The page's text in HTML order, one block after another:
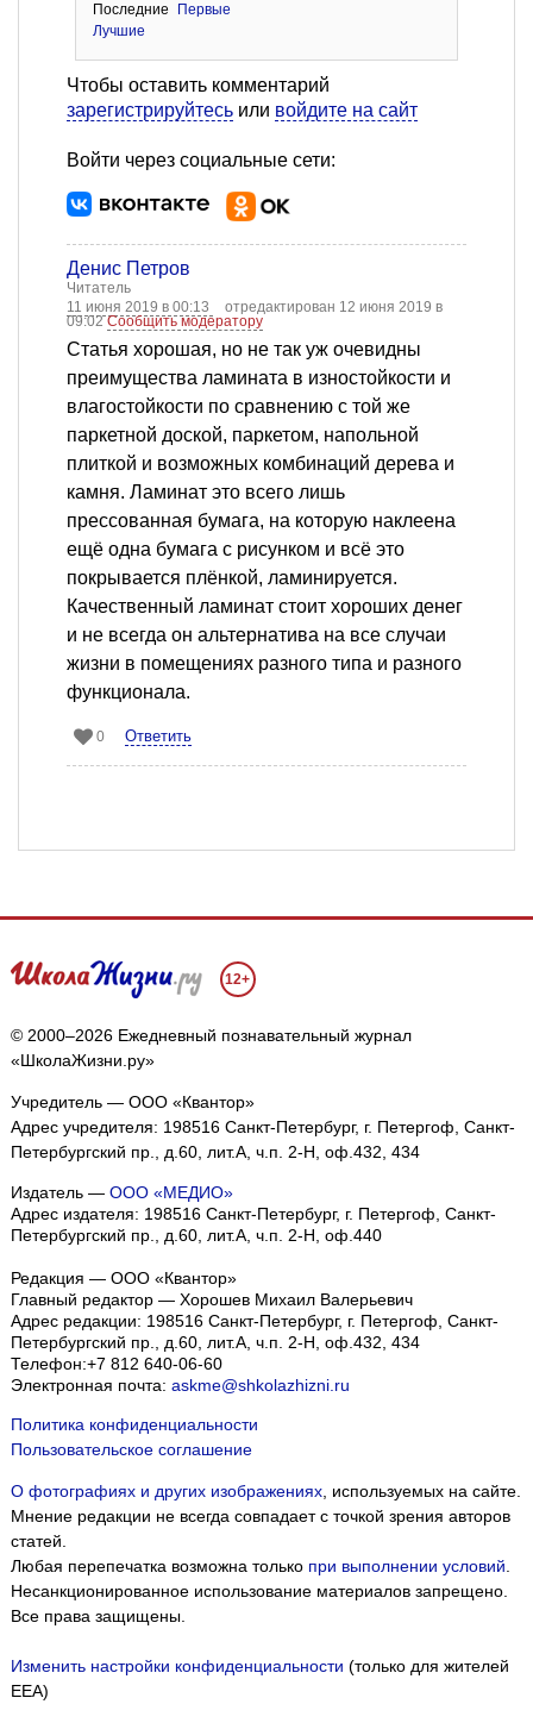
Последние
Первые
Лучшие
Чтобы оставить комментарий
зарегистрируйтесь или войдите на сайт
Войти через социальные сети:
Денис Петров
Читатель
11 июня 2019 в 00:13
отредактирован 12 июня 2019 в
09:02Сообщить модератору
Статья хорошая, но не так уж очевидны
преимущества ламината в изностойкости и
влагостойкости по сравнению с той же
паркетной доской, паркетом, напольной
плиткой и возможных комбинаций дерева и
камня. Ламинат это всего лишь
прессованная бумага, на которую наклеена
ещё одна бумага с рисунком и всё это
покрывается плёнкой, ламинируется.
Качественный ламинат стоит хороших денег
и не всегда он альтернатива на все случаи
жизни в помещениях разного типа и разного
функционала.
0 Ответить
12+
© 2000–2026 Ежедневный познавательный журнал
«ШколаЖизни.ру»
Учредитель — ООО «Квантор»
Адрес учредителя: 198516 Санкт-Петербург, г. Петергоф, Санкт-
Петербургский пр., д.60, лит.А, ч.п. 2-Н, оф.432, 434
Издатель — ООО «МЕДИО»
Адрес издателя: 198516 Санкт-Петербург, г. Петергоф, Санкт-
Петербургский пр., д.60, лит.А, ч.п. 2-Н, оф.440
Редакция — ООО «Квантор»
Главный редактор — Хорошев Михаил Валерьевич
Адрес редакции: 198516 Санкт-Петербург, г. Петергоф, Санкт-
Петербургский пр., д.60, лит.А, ч.п. 2-Н, оф.432, 434
Телефон:+7 812 640-06-60
Электронная почта: askme@shkolazhizni.ru
Политика конфиденциальности
Пользовательское соглашение
О фотографиях и других изображениях, используемых на сайте.
Мнение редакции не всегда совпадает с точкой зрения авторов
статей.
Любая перепечатка возможна только при выполнении условий.
Несанкционированное использование материалов запрещено.
Все права защищены.
Изменить настройки конфиденциальности (только для жителей
EEA)